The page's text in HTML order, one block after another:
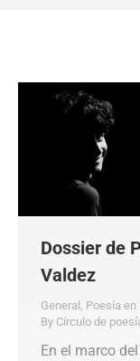
Dossier de
Valdez
General , Poesía en
By Círculo de
En el marco